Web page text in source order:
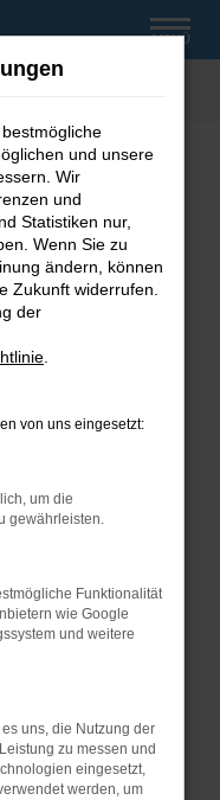
MENÜ
können:
deine
Beispiel deine
Seiten
in einem
Stand
nur ein
auch dazu
und unsere
Wir
und
Statistiken nur,
Wenn Sie zu
ändern, können
Zukunft widerrufen.
der
von uns eingesetzt:
um die
gewährleisten.
Funktionalität
wie Google
und weitere
uns, die Nutzung der
zu messen und
eingesetzt,
werden, um